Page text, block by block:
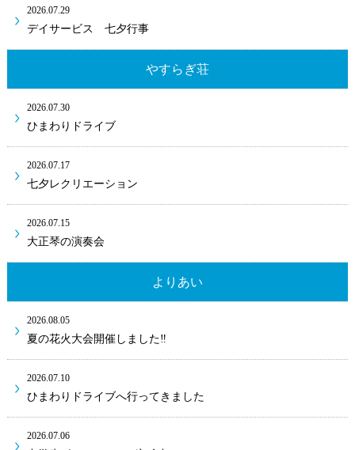
2026.07.29
デイサービス 七夕行事
やすらぎ荘
2026.07.30
ひまわりドライブ
2026.07.17
七夕レクリエーション
2026.07.15
大正琴の演奏会
よりあい
2026.08.05
夏の花火大会開催しました‼
2026.07.10
ひまわりドライブへ行ってきました
2026.07.06